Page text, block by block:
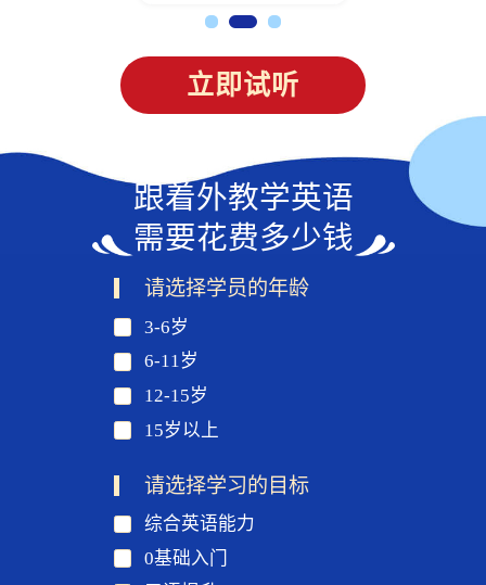
立即试听
跟着外教学英语
需要花费多少钱
请选择学员的年龄
3-6岁
6-11岁
12-15岁
15岁以上
请选择学习的目标
综合英语能力
0基础入门